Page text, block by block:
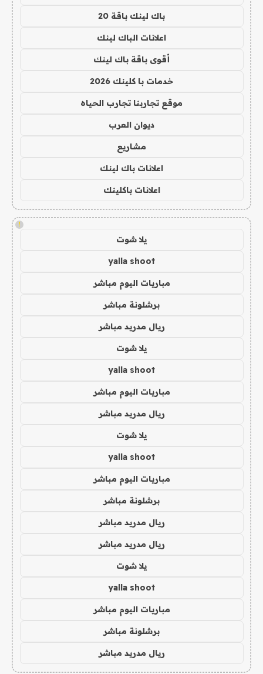
باك لينك باقة 20
اعلانات الباك لينك
أقوى باقة باك لينك
خدمات با كلينك 2026
موقع تجاربنا تجارب الحياه
ديوان العرب
مشاريع
اعلانات باك لينك
اعلانات باكلينك
!
يلا شوت
yalla shoot
مباريات اليوم مباشر
برشلونة مباشر
ريال مدريد مباشر
يلا شوت
yalla shoot
مباريات اليوم مباشر
ريال مدريد مباشر
يلا شوت
yalla shoot
مباريات اليوم مباشر
برشلونة مباشر
ريال مدريد مباشر
ريال مدريد مباشر
يلا شوت
yalla shoot
مباريات اليوم مباشر
برشلونة مباشر
ريال مدريد مباشر